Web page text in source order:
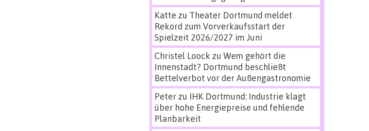
Katte zu Theater Dortmund meldet
Rekord zum Vorverkaufsstart der
Spielzeit 2026/2027 im Juni
Christel Loock zu Wem gehört die
Innenstadt? Dortmund beschließt
Bettelverbot vor der Außengastronomie
Peterzu IHK Dortmund: Industrie klagt
über hohe Energiepreise und fehlende
Planbarkeit